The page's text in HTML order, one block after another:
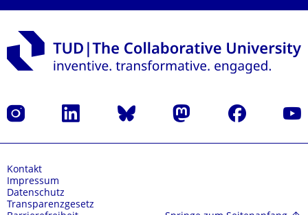
Instagram LinkedIn Bluesky Mastodon Facebook
Kontakt
Impressum
Datenschutz
Transparenzgesetz